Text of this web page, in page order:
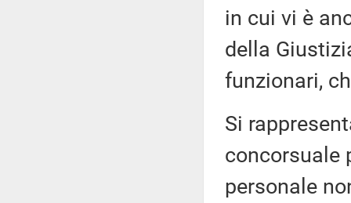
in cui vi è
della
funzionari,
Si
concorsuale
personale